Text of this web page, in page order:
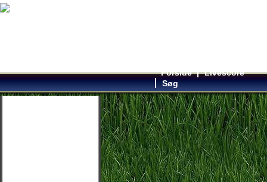
Forside
Livescore
Søg